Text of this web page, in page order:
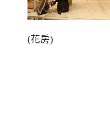
(花房)